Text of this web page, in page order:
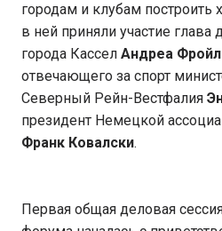
городам и клубам построить
в ней приняли участие глава
города Кассел Андреа
отвечающего за спорт
Северный Рейн-Вестфалия
президент Немецкой
Франк Ковалски.
Первая общая деловая